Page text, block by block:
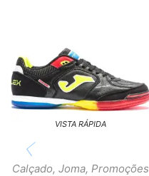
VISTA RÁPIDA
Calçado,Joma, Promoções